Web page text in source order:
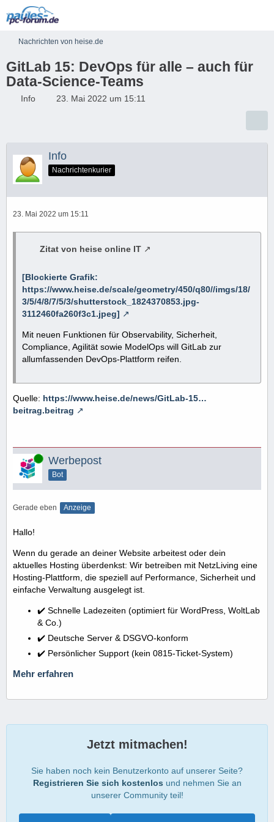
Nachrichten von heise.de
GitLab 15: DevOps für alle – auch für
Data-Science-Teams
Info 23. Mai 2022 um 15:11
Info
Nachrichtenkurier
23. Mai 2022 um 15:11
Zitat von heise online IT
[Blockierte Grafik:
https://www.heise.de/scale/geometry/450/q80//imgs/18/
3/5/4/8/7/5/3/shutterstock_1824370853.jpg-
3112460fa260f3c1.jpeg]
Mit neuen Funktionen für Observability, Sicherheit,
Compliance, Agilität sowie ModelOps will GitLab zur
allumfassenden DevOps-Plattform reifen.
Quelle: https://www.heise.de/news/GitLab-15…
beitrag.beitrag
Online Werbepost
Bot
Gerade eben Anzeige
Hallo!
Wenn du gerade an deiner Website arbeitest oder dein
aktuelles Hosting überdenkst: Wir betreiben mit NetzLiving eine
Hosting-Plattform, die speziell auf Performance, Sicherheit und
einfache Verwaltung ausgelegt ist.
✔️ Schnelle Ladezeiten (optimiert für WordPress, WoltLab
& Co.)
✔️ Deutsche Server & DSGVO-konform
✔️ Persönlicher Support (kein 0815-Ticket-System)
Mehr erfahren
Jetzt mitmachen!
Sie haben noch kein Benutzerkonto auf unserer Seite?
Registrieren Sie sich kostenlos und nehmen Sie an
unserer Community teil!